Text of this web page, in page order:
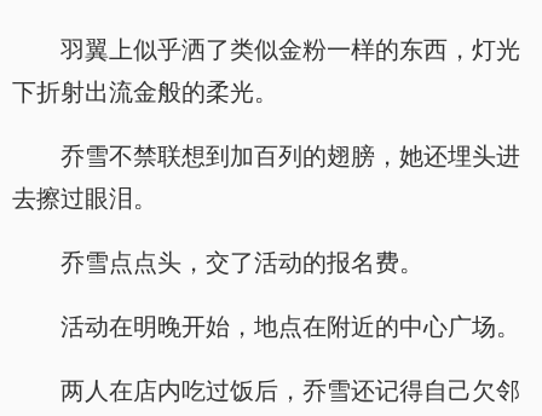
羽翼上似乎洒了类似金粉一样的东西，灯光
下折射出流金般的柔光。
乔雪不禁联想到加百列的翅膀，她还埋头进
去擦过眼泪。
乔雪点点头，交了活动的报名费。
活动在明晚开始，地点在附近的中心广场。
两人在店内吃过饭后，乔雪还记得自己欠邻